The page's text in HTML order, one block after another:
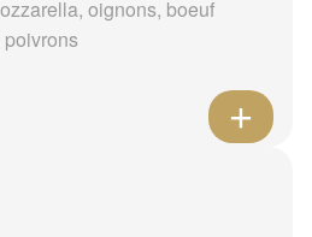
oignons, boeuf
poivrons